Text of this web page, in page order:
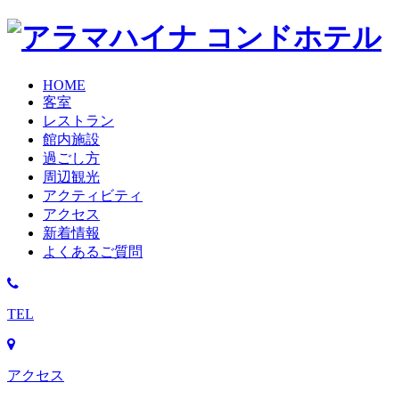
HOME
客室
レストラン
館内施設
過ごし方
周辺観光
アクティビティ
アクセス
新着情報
よくあるご質問
TEL
アクセス